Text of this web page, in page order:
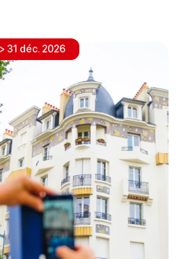
31 déc. 2026